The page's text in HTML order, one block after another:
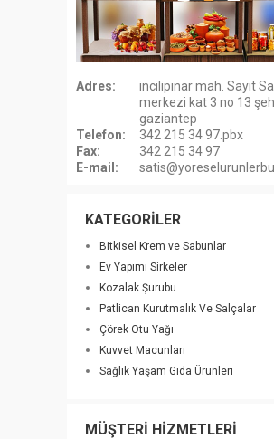
Adres:
incilipınar mah. Sayıt
merkezi kat 3 no 13
gaziantep
Telefon:
342 215 34 97.pbx
Fax:
342 215 34 97
E-mail:
KATEGORİLER
Bitkisel Krem ve Sabunlar
Ev Yapımı Sirkeler
Kozalak Şurubu
Patlican Kurutmalık Ve Salçalar
Çörek Otu Yağı
Kuvvet Macunları
Sağlık Yaşam Gıda Ürünleri
MÜŞTERİ HİZMETLERİ